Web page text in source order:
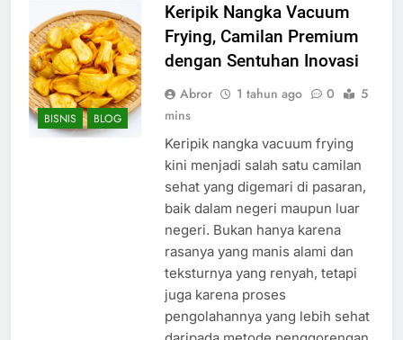
BISNIS BLOG
Keripik Nangka Vacuum
Frying, Camilan Premium
dengan Sentuhan Inovasi
Abror 1 tahun ago 0
5
mins
Keripik nangka vacuum frying
kini menjadi salah satu camilan
sehat yang digemari di pasaran,
baik dalam negeri maupun luar
negeri. Bukan hanya karena
rasanya yang manis alami dan
teksturnya yang renyah, tetapi
juga karena proses
pengolahannya yang lebih sehat